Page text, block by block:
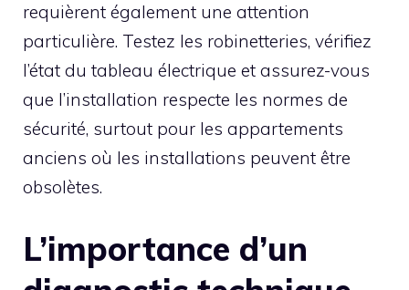
requièrent également une attention
particulière. Testez les robinetteries, vérifiez
l’état du tableau électrique et assurez-vous
que l’installation respecte les normes de
sécurité, surtout pour les appartements
anciens où les installations peuvent être
obsolètes.
L’importance d’un